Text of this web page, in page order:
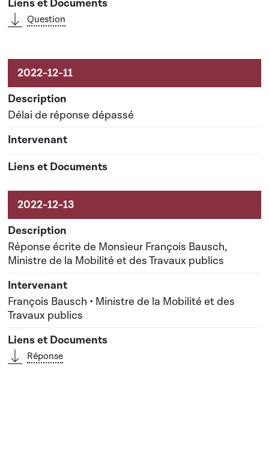
Question
Délai de réponse dépassé
Réponse écrite de Monsieur François Bausch,
Ministre de la Mobilité et des Travaux publics
François Bausch • Ministre de la Mobilité et des
Travaux publics
Réponse